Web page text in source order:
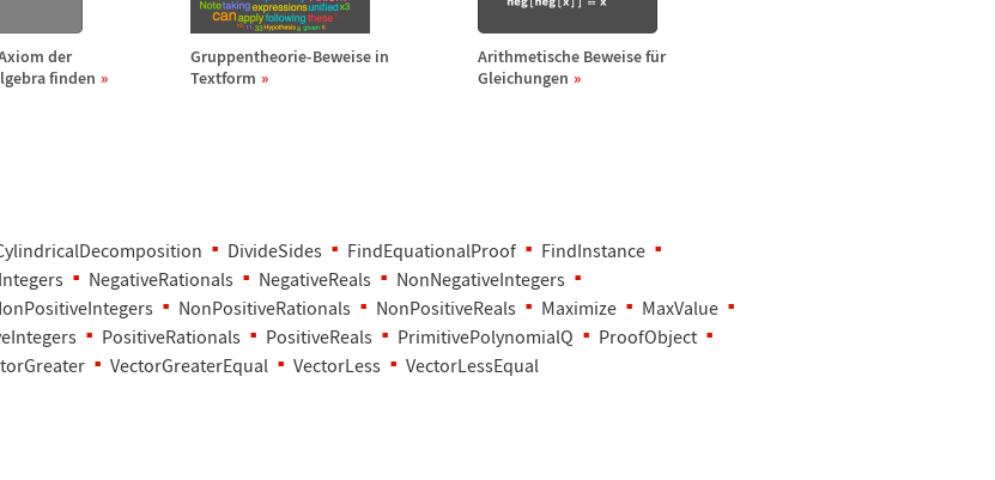
der
finden
Gruppentheorie-Beweise in
Textform
Arithmetische Beweise für
Gleichungen
DivideSides FindEquationalProof
FindInstance
NegativeRationals NegativeReals
NonNegativeIntegers
NonPositiveRationals NonPositiveReals Maximize
MaxValue
PositiveRationals PositiveReals PrimitivePolynomialQ
ProofObject
VectorGreaterEqual VectorLess VectorLessEqual